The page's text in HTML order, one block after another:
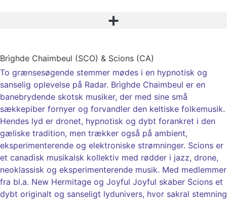
Brìghde Chaimbeul (SCO) & Scions (CA)
To grænsesøgende stemmer mødes i en hypnotisk og
sanselig oplevelse på Radar. Brìghde Chaimbeul er en
banebrydende skotsk musiker, der med sine små
sækkepiber fornyer og forvandler den keltiske folkemusik.
Hendes lyd er dronet, hypnotisk og dybt forankret i den
gæliske tradition, men trækker også på ambient,
eksperimenterende og elektroniske strømninger. Scions er
et canadisk musikalsk kollektiv med rødder i jazz, drone,
neoklassisk og eksperimenterende musik. Med medlemmer
fra bl.a. New Hermitage og Joyful Joyful skaber Scions et
dybt originalt og sanseligt lydunivers, hvor sakral stemning